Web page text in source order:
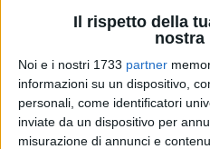
Il rispetto della
nostra
Noi e i nostri 1733 partner
informazioni su un dispositivo,
personali, come identificatori
inviate da un dispositivo per
misurazione di annunci e
Al via il contest
Rubis”: la
pubblico
RUVO - 29 MAGGIO 2026
Il Maggio
scuola e